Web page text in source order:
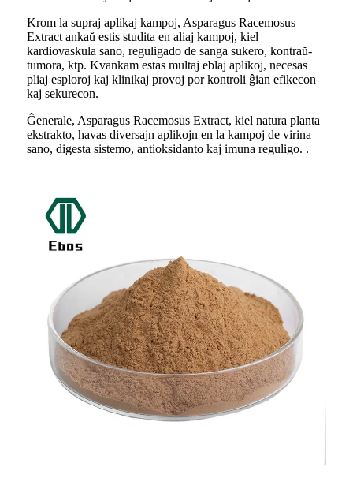
Krom la supraj aplikaj kampoj, Asparagus Racemosus
Extract ankaŭ estis studita en aliaj kampoj, kiel
kardiovaskula sano, reguligado de sanga sukero, kontraŭ-
tumora, ktp. Kvankam estas multaj eblaj aplikoj, necesas
pliaj esploroj kaj klinikaj provoj por kontroli ĝian efikecon
kaj sekurecon.
Ĝenerale, Asparagus Racemosus Extract, kiel natura planta
ekstrakto, havas diversajn aplikojn en la kampoj de virina
sano, digesta sistemo, antioksidanto kaj imuna reguligo. .